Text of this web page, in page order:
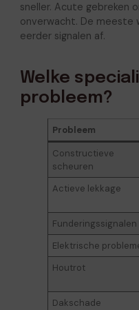
sneller. Acute gebreken
onverwacht. De meeste
eerder signalen af.
Welke
probleem?
Probleem
Constructieve
scheuren
Actieve lekkage
Funderingssignalen
Elektrische
Houtrot
Dakschade